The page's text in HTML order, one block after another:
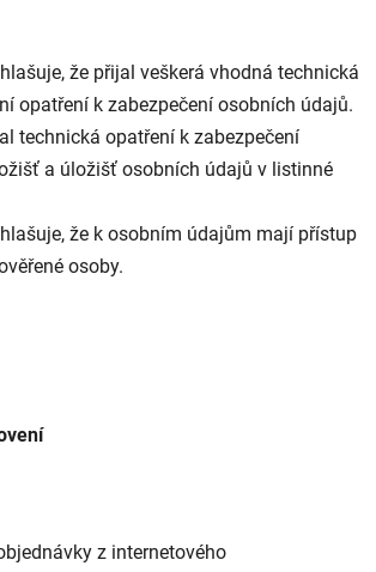
že přijal veškerá vhodná technická
opatření k zabezpečení osobních údajů.
technická opatření k zabezpečení
a úložišť osobních údajů v listinné
že k osobním údajům mají přístup
osoby.
z internetového